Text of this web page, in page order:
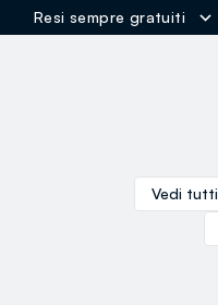
Resi sempre gratuiti
Vedi tutti